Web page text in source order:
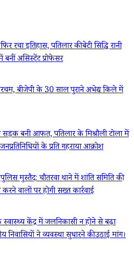
रचा इतिहास, पतिलार की बेटी सिद्धि रानी
बनीं असिस्टेंट प्रोफेसर
बीजेपी के 30 साल पुराने अभेद्य किले में
बनी आफत, पतिलार के मिश्रौली टोला में
के प्रति गहराया आक्रोश
मुस्तैद: चौतरवा थाने में शांति समिति की
वालों पर होगी सख्त कार्रवाई
केंद्र में जलनिकासी न होने से बढ़ा
निवासियों ने व्यवस्था सुधारने की उठाई मांग।